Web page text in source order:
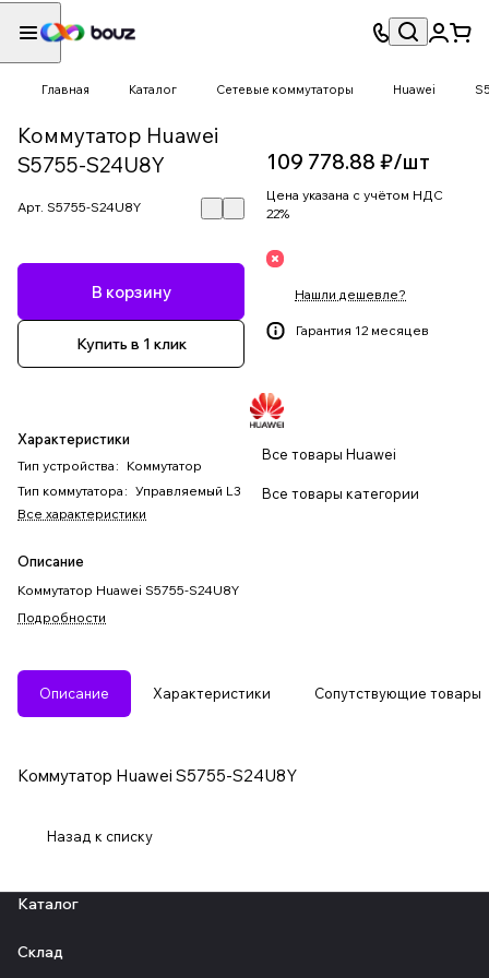
Главная Каталог Сетевые коммутаторы Huawei
Коммутатор Huawei
S5755-S24U8Y
Арт. S5755-S24U8Y
В корзину
Купить в 1 клик
Характеристики
Тип устройства : Коммутатор
Тип коммутатора : Управляемый L3
Все характеристики
Описание
Коммутатор Huawei S5755-S24U8Y
Подробности
109 778.88 ₽/шт
Цена указана с учётом НДС
22%
Нашли дешевле?
Гарантия 12 месяцев
Все товары Huawei
Все товары категории
Описание Характеристики Сопутствующие товары
Коммутатор Huawei S5755-S24U8Y
Назад к списку
Каталог
Склад